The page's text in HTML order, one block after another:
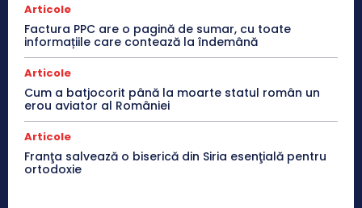
Articole
Factura PPC are o pagină de sumar, cu toate
informațiile care contează la îndemână
Articole
Cum a batjocorit până la moarte statul român un
erou aviator al României
Articole
Franţa salvează o biserică din Siria esenţială pentru
ortodoxie